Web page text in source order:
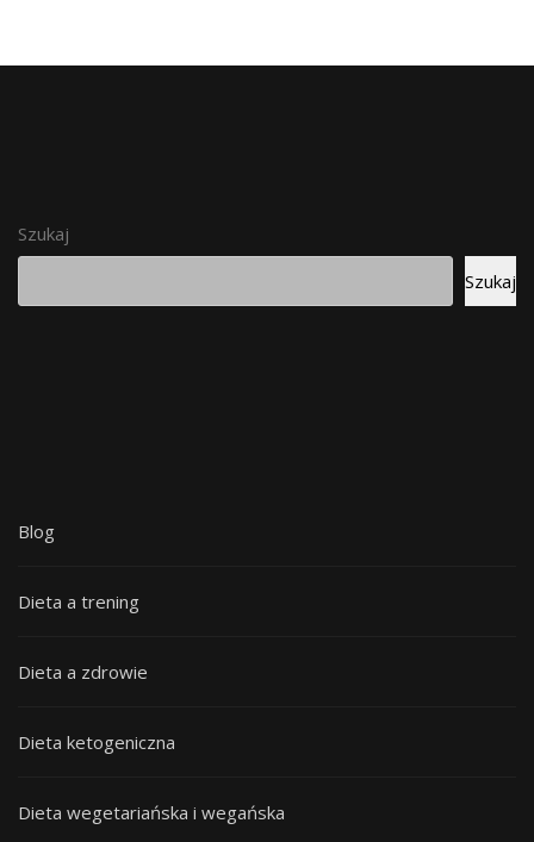
Szukaj
Szukaj
Blog
Dieta a trening
Dieta a zdrowie
Dieta ketogeniczna
Dieta wegetariańska i wegańska